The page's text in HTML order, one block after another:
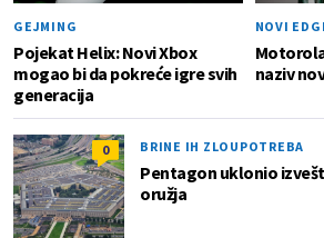
GEJMING
Pojekat Helix: Novi Xbox
mogao bi da pokreće igre svih
generacija
NOVI
naziv
0 BRINE IH ZLOUPOTREBA
Pentagon uklonio
oružja